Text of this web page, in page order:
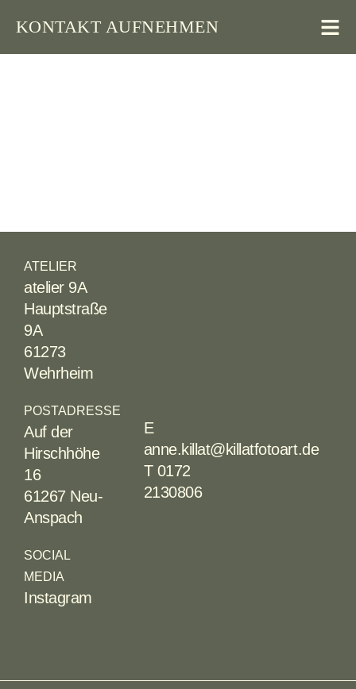
KONTAKT AUFNEHMEN
E
anne.killat@killatfotoart.de
T 0172
2130806
ATELIER
atelier 9A
Hauptstraße
9A
61273
Wehrheim
POSTADRESSE
Auf der
Hirschhöhe
16
61267 Neu-
Anspach
SOCIAL
MEDIA
Instagram